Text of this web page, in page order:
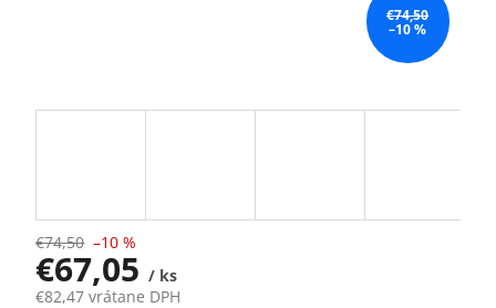
€74,50
–10 %
€74,50 –10 %
€67,05/ ks
€82,47 vrátane DPH